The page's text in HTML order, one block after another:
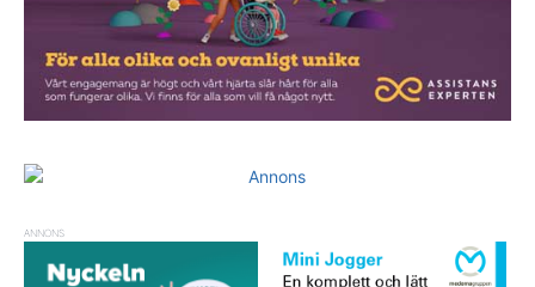
ANNONS